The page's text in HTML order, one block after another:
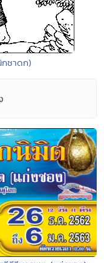
ชาดก)